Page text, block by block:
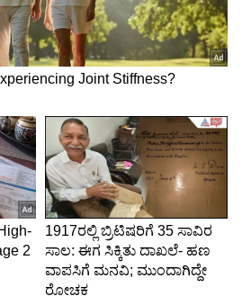
ಜೊತೆಗೆ ಭಾರೀ ಪ್ರಮಾಣದ
ಖರೀದಿಗೆ ಭಾರೀ ಹಣ ವೆಚ್ಚ
ನಷ್ಟಕ್ಕೆ